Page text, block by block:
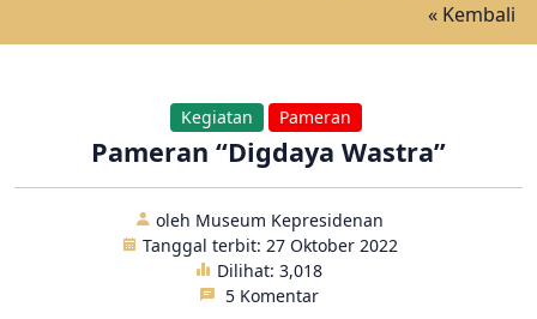
« Kembali
Kegiatan Pameran
Pameran “Digdaya Wastra”
oleh Museum Kepresidenan
Tanggal terbit: 27 Oktober 2022
Dilihat: 3,018
5 Komentar